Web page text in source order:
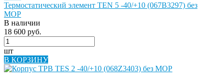
Термостатический элемент TEN 5 -40/+10 (067B3297) без
MOP
В наличии
18 600 руб.
шт
В КОРЗИНУ